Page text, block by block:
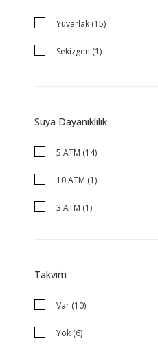
Yuvarlak (15)
Sekizgen (1)
Suya Dayanıklılık
5 ATM (14)
10 ATM (1)
3 ATM (1)
Takvim
Var (10)
Yok (6)